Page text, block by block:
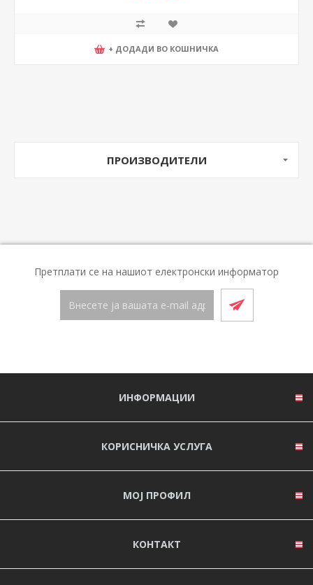
+ ДОДАДИ ВО КОШНИЧКА
ПРОИЗВОДИТЕЛИ
Претплати се на нашиот електронски информатор
ИНФОРМАЦИИ
КОРИСНИЧКА УСЛУГА
МОЈ ПРОФИЛ
КОНТАКТ